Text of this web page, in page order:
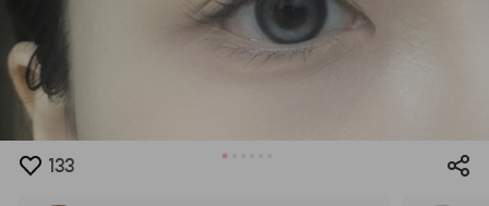
133